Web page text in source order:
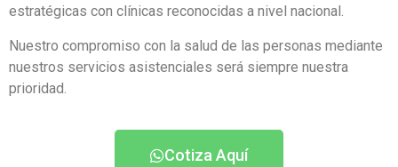
estratégicas con clínicas reconocidas a nivel nacional.
Nuestro compromiso con la salud de las personas mediante
nuestros servicios asistenciales será siempre nuestra
prioridad.
Cotiza Aquí